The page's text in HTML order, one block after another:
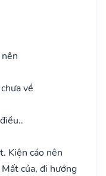
về
Kiện cáo nên
của, đi hướng